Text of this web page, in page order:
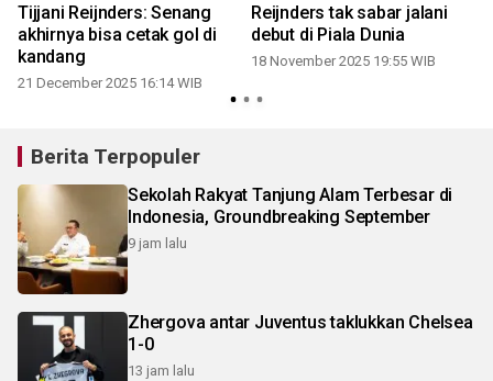
Tijjani Reijnders: Senang
akhirnya bisa cetak gol di
kandang
21 December 2025 16:14 WIB
Reijnders tak sabar jalani
debut di Piala Dunia
18 November 2025 19:55 WIB
Berita Terpopuler
Sekolah Rakyat Tanjung Alam Terbesar di
Indonesia, Groundbreaking September
9 jam lalu
Zhergova antar Juventus taklukkan Chelsea
1-0
13 jam lalu